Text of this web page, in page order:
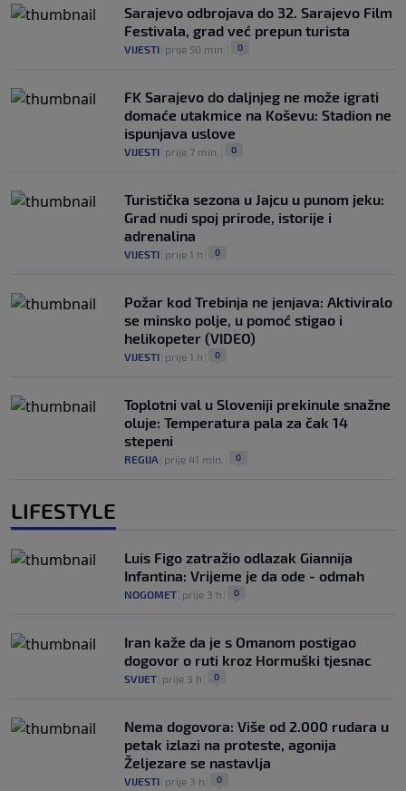
Sarajevo odbrojava do 32. Sarajevo Film
Festivala, grad već prepun turista
VIJESTI prije 50 min. 0
FK Sarajevo do daljnjeg ne može igrati
domaće utakmice na Koševu: Stadion ne
ispunjava uslove
VIJESTI prije 7 min. 0
Turistička sezona u Jajcu u punom jeku:
Grad nudi spoj prirode, istorije i
adrenalina
VIJESTI prije 1 h 0
Požar kod Trebinja ne jenjava: Aktiviralo
se minsko polje, u pomoć stigao i
helikopeter (VIDEO)
VIJESTI prije 1 h 0
Toplotni val u Sloveniji prekinule snažne
oluje: Temperatura pala za čak 14
stepeni
REGIJA prije 41 min. 0
LIFESTYLE
Luis Figo zatražio odlazak Giannija
Infantina: Vrijeme je da ode - odmah
NOGOMET prije 3 h 0
Iran kaže da je s Omanom postigao
dogovor o ruti kroz Hormuški tjesnac
SVIJET prije 3 h 0
Nema dogovora: Više od 2.000 rudara u
petak izlazi na proteste, agonija
Željezare se nastavlja
VIJESTI prije 3 h 0